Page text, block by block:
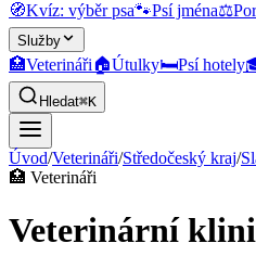
🧭Kvíz: výběr psa🐾Psí jména⚖️
Služby
🏥Veterináři🏠Útulky🛏️Psí hotely
Hledat⌘K
Úvod/Veterináři/Středočeský kraj/
🏥 Veterináři
Veterinární